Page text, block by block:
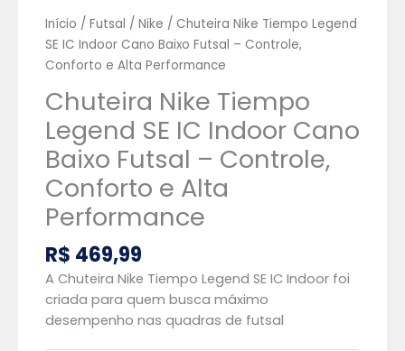
Início / Futsal / Nike / Chuteira Nike Tiempo Legend
SE IC Indoor Cano Baixo Futsal – Controle,
Conforto e Alta Performance
Chuteira Nike Tiempo
Legend SE IC Indoor Cano
Baixo Futsal – Controle,
Conforto e Alta
Performance
R$ 469,99
A Chuteira Nike Tiempo Legend SE IC Indoor foi
criada para quem busca máximo
desempenho nas quadras de futsal
Performance
quantidade